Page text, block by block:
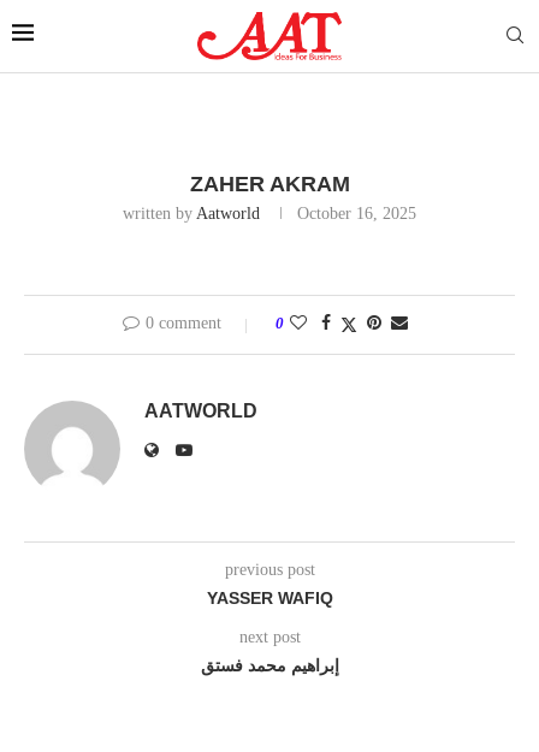
ZAHER AKRAM
written by Aatworld October 16, 2025
0 comment 0
AATWORLD
previous post
YASSER WAFIQ
next post
إبراهيم محمد فستق